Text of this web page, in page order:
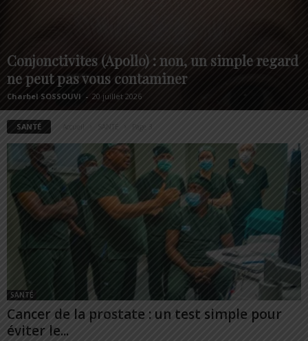
Conjonctivites (Apollo) : non, un simple regard
ne peut pas vous contaminer
Charbel SOSSOUVI - 20 juillet 2026
SANTÉ SANTÉ Page 3
SANTÉ
Cancer de la prostate : un test simple pour
éviter le...